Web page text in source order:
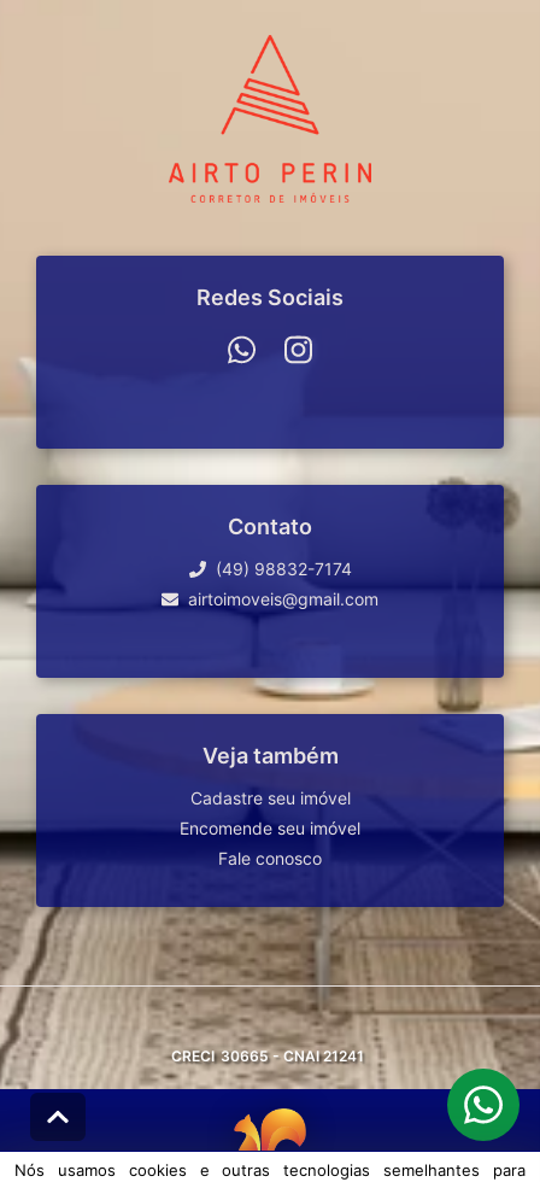
Redes Sociais
Contato
(49) 98832-7174
airtoimoveis@gmail.com
Veja também
Cadastre seu imóvel
Encomende seu imóvel
Fale conosco
CRECI 30665 - CNAI 21241
Nós usamos cookies e outras tecnologias semelhantes para